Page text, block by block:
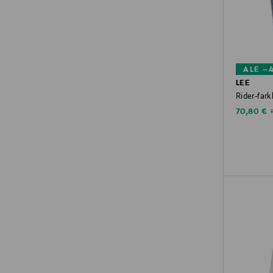
ALE
LEE
Rider-
70,80 €